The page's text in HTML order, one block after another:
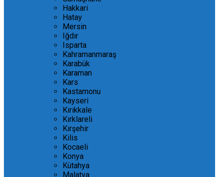
Hakkari
Hatay
Mersin
Iğdır
Isparta
Kahramanmaraş
Karabük
Karaman
Kars
Kastamonu
Kayseri
Kırıkkale
Kırklareli
Kırşehir
Kilis
Kocaeli
Konya
Kütahya
Malatya